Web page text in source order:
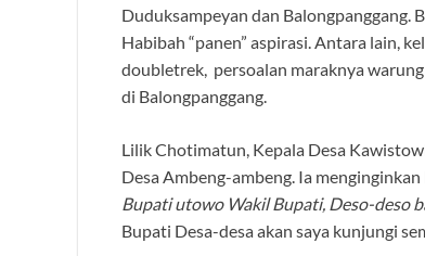
Duduksampeyan dan Balongpanggang.
Habibah “panen” aspirasi. Antara lain,
doubletrek, persoalan maraknya
di Balongpanggang.
Lilik Chotimatun, Kepala Desa
Desa Ambeng-ambeng. Ia
Bupati utowo Wakil Bupati, Deso-deso
Bupati Desa-desa akan saya kunjungi